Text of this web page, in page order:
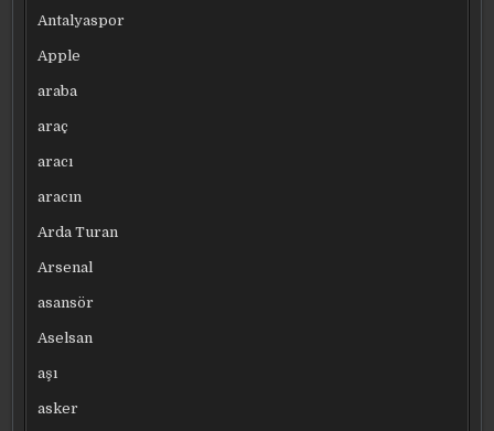
Antalyaspor
Apple
araba
araç
aracı
aracın
Arda Turan
Arsenal
asansör
Aselsan
aşı
asker